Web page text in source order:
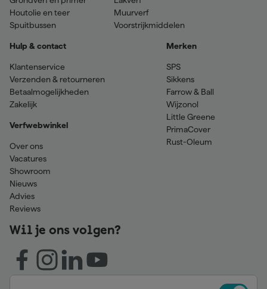
Houtolie en teer
Spuitbussen
Muurverf
Voorstrijkmiddelen
Hulp & contact
Klantenservice
Verzenden & retourneren
Betaalmogelijkheden
Zakelijk
Verfwebwinkel
Over ons
Vacatures
Showroom
Nieuws
Advies
Reviews
Merken
SPS
Sikkens
Farrow & Ball
Wijzonol
Little Greene
PrimaCover
Rust-Oleum
Wil je ons volgen?